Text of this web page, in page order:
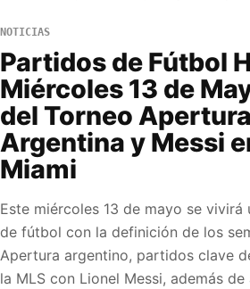
NOTICIAS
Partidos de Fútbol
Miércoles 13 de
del Torneo
Argentina y Messi
Miami
Este miércoles 13 de mayo se vivirá
de fútbol con la definición de los
Apertura argentino, partidos clave
la MLS con Lionel Messi, además